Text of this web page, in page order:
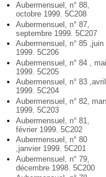
Aubermensuel, n° 88,
octobre 1999. 5C208
Aubermensuel, n° 87,
septembre 1999. 5C207
Aubermensuel, n° 85 ,juin
1999. 5C206
Aubermensuel, n° 84 , mai
1999. 5C205
Aubermensuel, n° 83 ,avril
1999. 5C204
Aubermensuel, n° 82,
1999. 5C203
Aubermensuel, n° 81,
février 1999. 5C202
Aubermensuel, n° 80
,janvier 1999. 5C201
Aubermensuel, n° 79,
décembre 1998. 5C200